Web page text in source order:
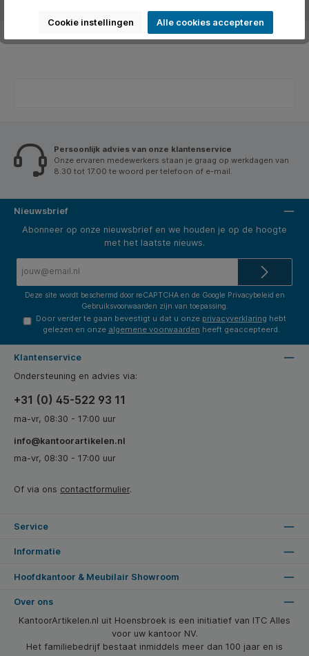
Persoonlijk advies van onze klantenservice
Onze ervaren medewerkers staan je graag op werkdagen van
8.30 tot 17.00 te woord per telefoon of e-mail.
Nieuwsbrief
Abonneer op onze nieuwsbrief en we houden je op de hoogte
met het laatste nieuws.
Deze site wordt beschermd door reCAPTCHA en de Google Privacybeleid en
Gebruiksvoorwaarden zijn van toepassing.
Door verder te gaan bevestigt u dat u onze privacyverklaring hebt
gelezen en onze algemene voorwaarden heeft geaccepteerd.
Klantenservice
Ondersteuning en advies via:
+31 (0) 45-522 93 11
ma-vr, 08:30 - 17:00 uur
info@kantoorartikelen.nl
ma-vr, 08:30 - 17:00 uur
Of via ons contactformulier.
Service
Informatie
Hoofdkantoor & Meubilair Showroom
Over ons
KantoorArtikelen.nl uit Hoensbroek is een initiatief van ITC Alles
voor uw kantoor NV.
Het familiebedrijf bestaat inmiddels meer dan 100 jaar en is
Cookie instellingen Alle cookies accepteren